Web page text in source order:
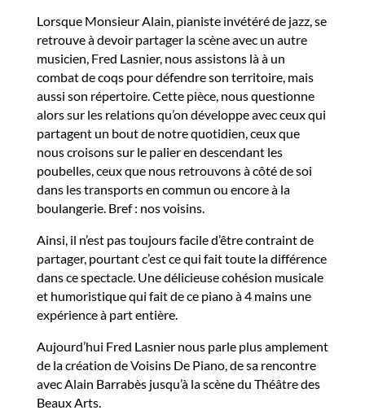
Lorsque Monsieur Alain, pianiste invétéré de jazz, se
retrouve à devoir partager la scène avec un autre
musicien, Fred Lasnier, nous assistons là à un
combat de coqs pour défendre son territoire, mais
aussi son répertoire. Cette pièce, nous questionne
alors sur les relations qu’on développe avec ceux qui
partagent un bout de notre quotidien, ceux que
nous croisons sur le palier en descendant les
poubelles, ceux que nous retrouvons à côté de soi
dans les transports en commun ou encore à la
boulangerie. Bref : nos voisins.
Ainsi, il n’est pas toujours facile d’être contraint de
partager, pourtant c’est ce qui fait toute la différence
dans ce spectacle. Une délicieuse cohésion musicale
et humoristique qui fait de ce piano à 4 mains une
expérience à part entière.
Aujourd’hui Fred Lasnier nous parle plus amplement
de la création de Voisins De Piano, de sa rencontre
avec Alain Barrabès jusqu’à la scène du Théâtre des
Beaux Arts.